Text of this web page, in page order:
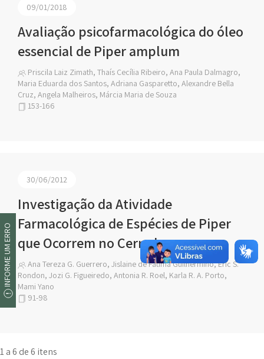
09/01/2018
Avaliação psicofarmacológica do óleo
essencial de Piper amplum
Priscila Laiz Zimath, Thaís Cecília Ribeiro, Ana Paula Dalmagro,
Maria Eduarda dos Santos, Adriana Gasparetto, Alexandre Bella
Cruz, Angela Malheiros, Márcia Maria de Souza
153-166
30/06/2012
Investigação da Atividade
Farmacológica de Espécies de Piper
que Ocorrem no Cerrado
Ana Tereza G. Guerrero, Jislaine de Fátima Guilhermino, Eric S.
Rondon, Jozi G. Figueiredo, Antonia R. Roel, Karla R. A. Porto,
Mami Yano
91-98
1 a 6 de 6 itens
INFORME UM ERRO